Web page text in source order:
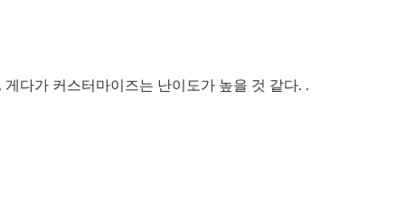
다가 커스터마이즈는 난이도가 높을 것 같다. .